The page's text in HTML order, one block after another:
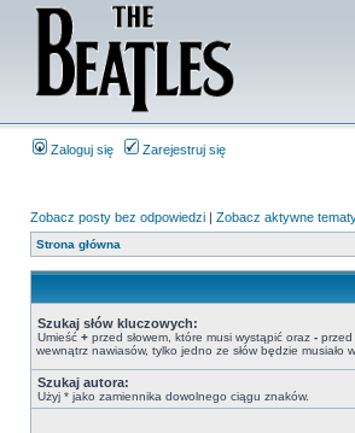
Zaloguj się Zarejestruj się
Zobacz posty bez odpowiedzi | Zobacz aktywne
Strona główna
Szukaj słów kluczowych:
Umieść + przed słowem, które musi wystąpić oraz - przed
wewnątrz nawiasów, tylko jedno ze słów będzie
Szukaj autora:
Użyj * jako zamiennika dowolnego ciągu znaków.